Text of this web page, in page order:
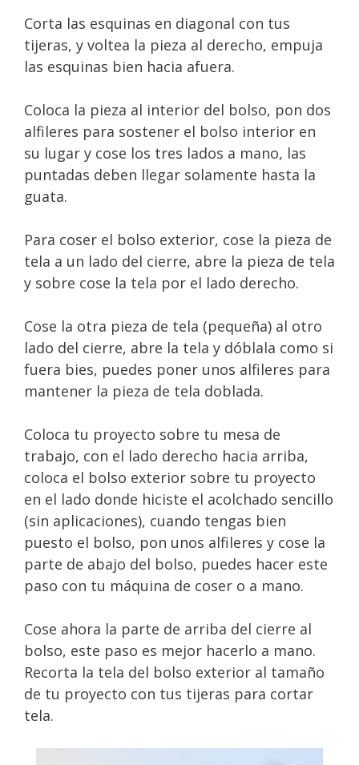
Corta las esquinas en diagonal con tus
tijeras, y voltea la pieza al derecho, empuja
las esquinas bien hacia afuera.
Coloca la pieza al interior del bolso, pon dos
alfileres para sostener el bolso interior en
su lugar y cose los tres lados a mano, las
puntadas deben llegar solamente hasta la
guata.
Para coser el bolso exterior, cose la pieza de
tela a un lado del cierre, abre la pieza de tela
y sobre cose la tela por el lado derecho.
Cose la otra pieza de tela (pequeña) al otro
lado del cierre, abre la tela y dóblala como si
fuera bies, puedes poner unos alfileres para
mantener la pieza de tela doblada.
Coloca tu proyecto sobre tu mesa de
trabajo, con el lado derecho hacia arriba,
coloca el bolso exterior sobre tu proyecto
en el lado donde hiciste el acolchado sencillo
(sin aplicaciones), cuando tengas bien
puesto el bolso, pon unos alfileres y cose la
parte de abajo del bolso, puedes hacer este
paso con tu máquina de coser o a mano.
Cose ahora la parte de arriba del cierre al
bolso, este paso es mejor hacerlo a mano.
Recorta la tela del bolso exterior al tamaño
de tu proyecto con tus tijeras para cortar
tela.